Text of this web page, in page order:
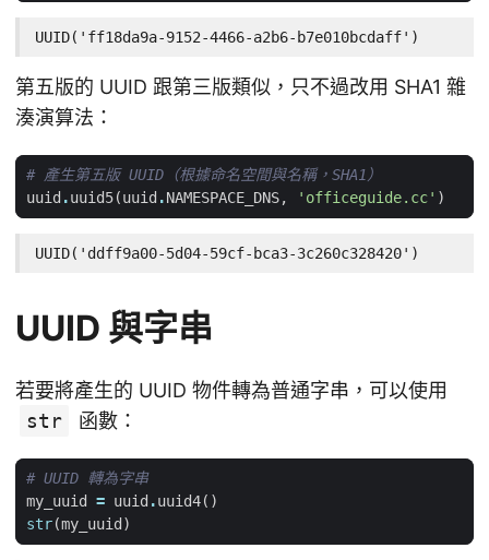
UUID('ff18da9a-9152-4466-a2b6-b7e010bcdaff')
第五版的 UUID 跟第三版類似，只不過改用 SHA1 雜
湊演算法：
# 產生第五版 UUID（根據命名空間與名稱，SHA1）
uuid .uuid5(uuid .NAMESPACE_DNS, 'officeguide.cc' )
UUID('ddff9a00-5d04-59cf-bca3-3c260c328420')
UUID 與字串
若要將產生的 UUID 物件轉為普通字串，可以使用
str
函數：
# UUID 轉為字串
my_uuid
= uuid .uuid4()
str(my_uuid )